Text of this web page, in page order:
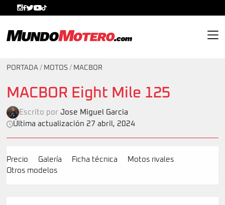
PORTADA / MOTOS / MACBOR
MACBOR Eight Mile 125
Escrito por Jose Miguel Garcia
Última actualización 27 abril, 2024
Precio Galería Ficha técnica
Motos rivales
Otros modelos